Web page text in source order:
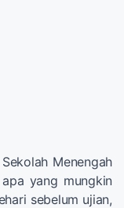
Menengah
yang mungkin
sebelum ujian,